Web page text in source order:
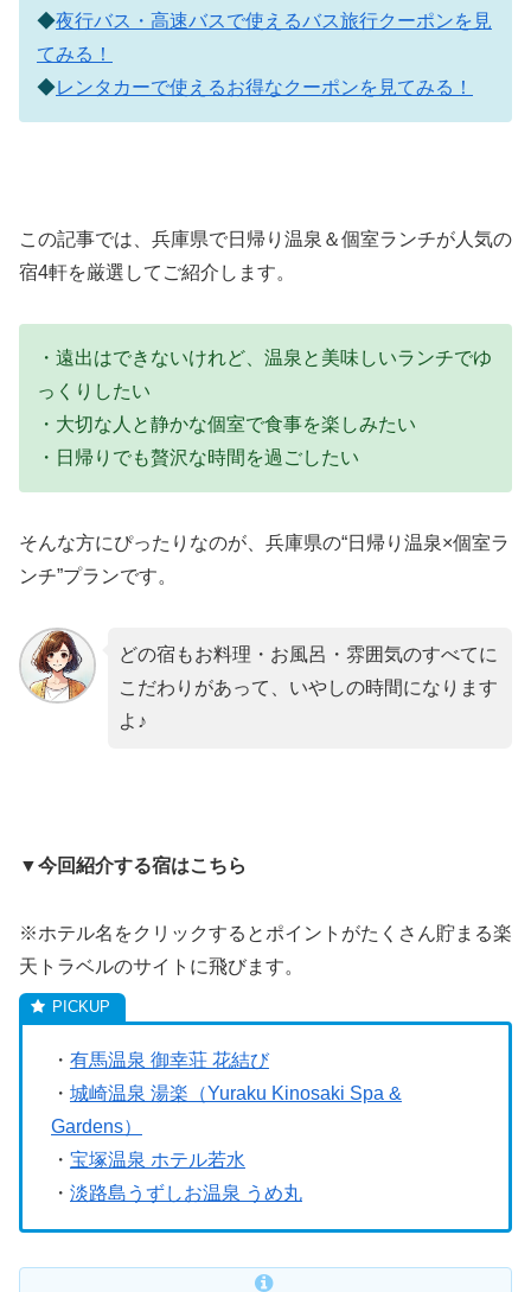
◆夜行バス・高速バスで使えるバス旅行クーポンを見
てみる！
◆レンタカーで使えるお得なクーポンを見てみる！
この記事では、兵庫県で日帰り温泉＆個室ランチが人気の
宿4軒を厳選してご紹介します。
・遠出はできないけれど、温泉と美味しいランチでゆ
っくりしたい
・大切な人と静かな個室で食事を楽しみたい
・日帰りでも贅沢な時間を過ごしたい
そんな方にぴったりなのが、兵庫県の“日帰り温泉×個室ラ
ンチ”プランです。
どの宿もお料理・お風呂・雰囲気のすべてに
こだわりがあって、いやしの時間になります
よ♪
▼今回紹介する宿はこちら
※ホテル名をクリックするとポイントがたくさん貯まる楽
天トラベルのサイトに飛びます。
・ 有馬温泉 御幸荘 花結び
・ 城崎温泉 湯楽（Yuraku Kinosaki Spa &
Gardens）
・ 宝塚温泉 ホテル若水
・ 淡路島うずしお温泉 うめ丸